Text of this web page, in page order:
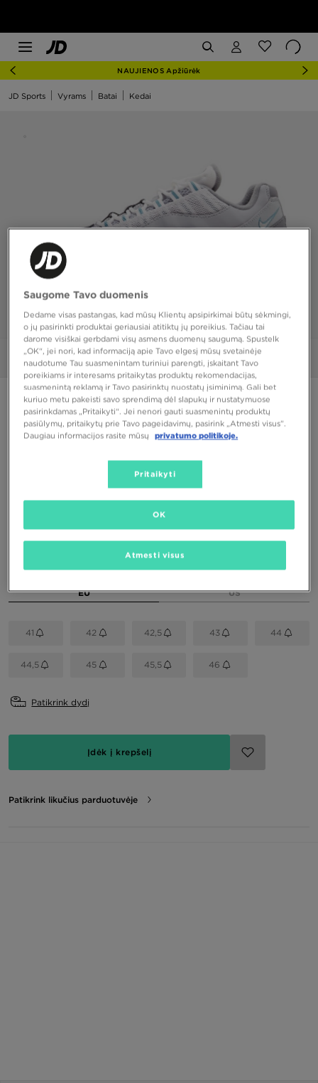
NAUJIENOS Apžiūrėk
JD Sports Vyrams Batai Kedai
Nuotraukos 360°
PUIKUS PASIŪLYMAS
ONLY AT JD
Pilka
Pasirink dydį
EU US
41 42 42,5 43 44
44,5 45 45,5 46
Patikrink dydį
Įdėk į krepšelį
Patikrink likučius parduotuvėje
Saugome Tavo duomenis
Dedame visas pastangas, kad mūsų Klientų apsipirkimai būtų sėkmingi,
o jų pasirinkti produktai geriausiai atitiktų jų poreikius. Tačiau tai
darome visiškai gerbdami visų asmens duomenų saugumą. Spustelk
„OK“, jei nori, kad informaciją apie Tavo elgesį mūsų svetainėje
naudotume Tau suasmenintam turiniui parengti, įskaitant Tavo
poreikiams ir interesams pritaikytas produktų rekomendacijas,
suasmenintą reklamą ir Tavo pasirinktų nuostatų įsiminimą. Gali bet
kuriuo metu pakeisti savo sprendimą dėl slapukų ir nustatymuose
pasirinkdamas „Pritaikyti“. Jei nenori gauti suasmenintų produktų
pasiūlymų, pritaikytų prie Tavo pageidavimų, pasirink „Atmesti visus”.
Daugiau informacijos rasite mūsų
privatumo politikoje.
Pritaikyti
Atmesti visus
OK